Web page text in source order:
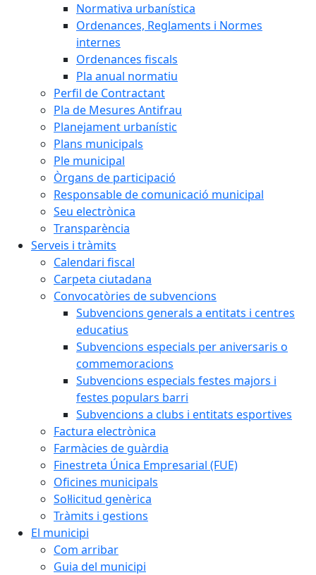
Normativa urbanística
Ordenances, Reglaments i Normes
internes
Ordenances fiscals
Pla anual normatiu
Perfil de Contractant
Pla de Mesures Antifrau
Planejament urbanístic
Plans municipals
Ple municipal
Òrgans de participació
Responsable de comunicació municipal
Seu electrònica
Transparència
Serveis i tràmits
Calendari fiscal
Carpeta ciutadana
Convocatòries de subvencions
Subvencions generals a entitats i centres
educatius
Subvencions especials per aniversaris o
commemoracions
Subvencions especials festes majors i
festes populars barri
Subvencions a clubs i entitats esportives
Factura electrònica
Farmàcies de guàrdia
Finestreta Única Empresarial (FUE)
Oficines municipals
Sol·licitud genèrica
Tràmits i gestions
El municipi
Com arribar
Guia del municipi